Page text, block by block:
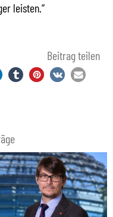
leisten.“
Beitrag teilen